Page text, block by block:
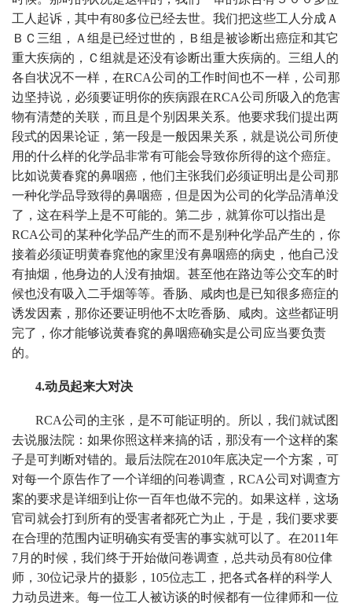
工人起诉，其中有80多位已经去世。我们把这些工人分成Ａ
ＢＣ三组，Ａ组是已经过世的，Ｂ组是被诊断出癌症和其它
重大疾病的，Ｃ组就是还没有诊断出重大疾病的。三组人的
各自状况不一样，在RCA公司的工作时间也不一样，公司那
边坚持说，必须要证明你的疾病跟在RCA公司所吸入的危害
物有清楚的关联，而且是个别因果关系。他要求我们提出两
段式的因果论证，第一段是一般因果关系，就是说公司所使
用的什么样的化学品非常有可能会导致你所得的这个癌症。
比如说黄春窕的鼻咽癌，他们主张我们必须证明出是公司那
一种化学品导致得的鼻咽癌，但是因为公司的化学品清单没
了，这在科学上是不可能的。第二步，就算你可以指出是
RCA公司的某种化学品产生的而不是别种化学品产生的，你
接着必须证明黄春窕他的家里没有鼻咽癌的病史，他自己没
有抽烟，他身边的人没有抽烟。甚至他在路边等公交车的时
候也没有吸入二手烟等等。香肠、咸肉也是已知很多癌症的
诱发因素，那你还要证明他不太吃香肠、咸肉。这些都证明
完了，你才能够说黄春窕的鼻咽癌确实是公司应当要负责
的。
4.动员起来大对决
RCA公司的主张，是不可能证明的。所以，我们就试图
去说服法院：如果你照这样来搞的话，那没有一个这样的案
子是可判断对错的。最后法院在2010年底决定一个方案，可
对每一个原告作了一个详细的问卷调查，RCA公司对调查方
案的要求是详细到让你一百年也做不完的。如果这样，这场
官司就会打到所有的受害者都死亡为止，于是，我们要求要
在合理的范围内证明确实有受害的事实就可以了。在2011年
7月的时候，我们终于开始做问卷调查，总共动员有80位侓
师，30位记录片的摄影，105位志工，把各式各样的科学人
力动员进来。每一位工人被访谈的时候都有一位律师和一位